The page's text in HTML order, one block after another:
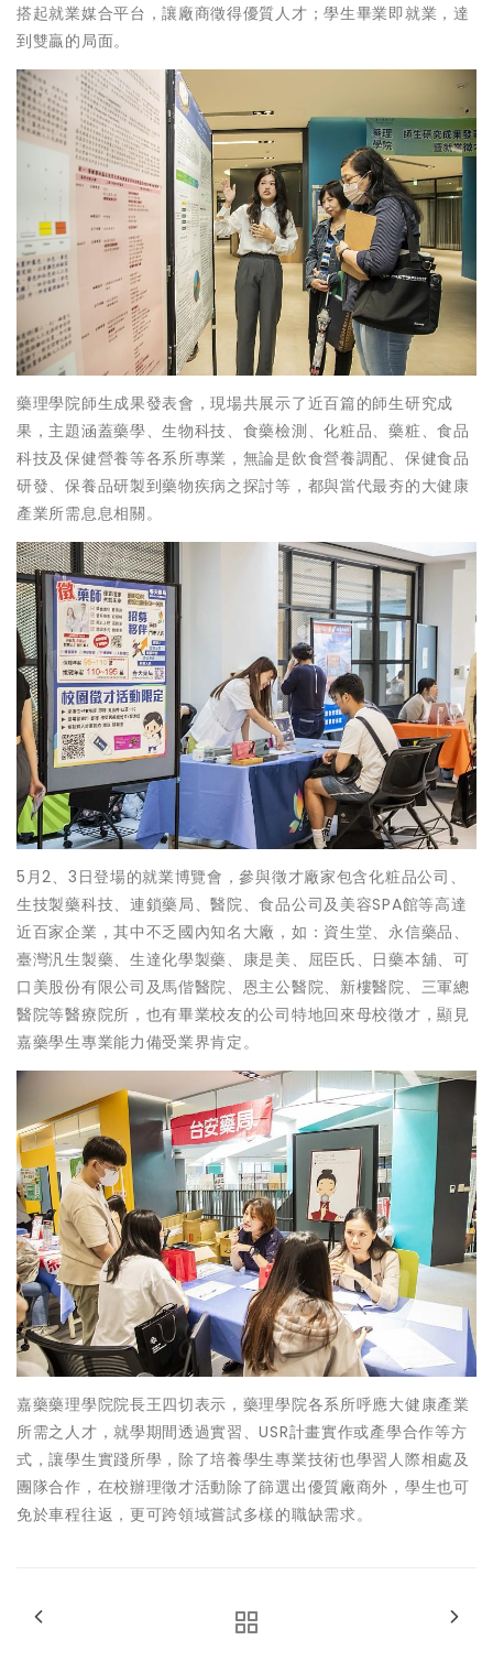
搭起就業媒合平台，讓廠商徵得優質人才；學生畢業即就業，達
到雙贏的局面。
藥理學院師生成果發表會，現場共展示了近百篇的師生研究成
果，主題涵蓋藥學、生物科技、食藥檢測、化粧品、藥粧、食品
科技及保健營養等各系所專業，無論是飲食營養調配、保健食品
研發、保養品研製到藥物疾病之探討等，都與當代最夯的大健康
產業所需息息相關。
5月2、3日登場的就業博覽會，參與徵才廠家包含化粧品公司、
生技製藥科技、連鎖藥局、醫院、食品公司及美容SPA館等高達
近百家企業，其中不乏國內知名大廠，如：資生堂、永信藥品、
臺灣汎生製藥、生達化學製藥、康是美、屈臣氏、日藥本舖、可
口美股份有限公司及馬偕醫院、恩主公醫院、新樓醫院、三軍總
醫院等醫療院所，也有畢業校友的公司特地回來母校徵才，顯見
嘉藥學生專業能力備受業界肯定。
嘉藥藥理學院院長王四切表示，藥理學院各系所呼應大健康產業
所需之人才，就學期間透過實習、USR計畫實作或產學合作等方
式，讓學生實踐所學，除了培養學生專業技術也學習人際相處及
團隊合作，在校辦理徵才活動除了篩選出優質廠商外，學生也可
免於車程往返，更可跨領域嘗試多樣的職缺需求。